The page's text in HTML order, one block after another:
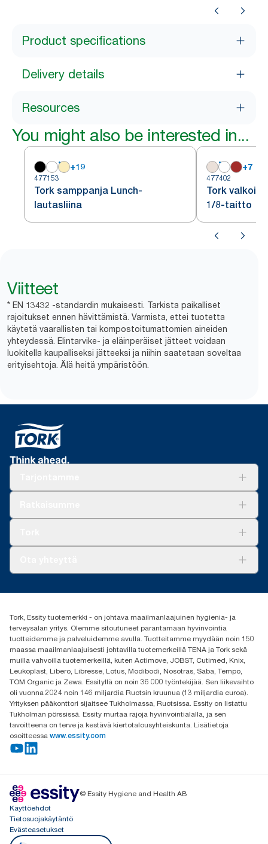
Product specifications
Delivery details
Resources
You might also be interested in...
+19
477153
Tork samppanja Lunch-
lautasliina
+7
477402
Tork
1/8-taitto
Viitteet
* EN 13432 -standardin mukaisesti. Tarkista paikalliset
rajoitukset ennen hävittämistä. Varmista, ettei tuotetta
käytetä vaarallisten tai kompostoitumattomien aineiden
yhteydessä. Elintarvike- ja eläinperäiset jätteet voidaan
luokitella kaupalliseksi jätteeksi ja niihin saatetaan soveltaa
erityisehtoja. Älä heitä ympäristöön.
(+358) 9 5068 8222
Oy Essity Finland Ab
Revontulenkuja 1
02100 Espoo
Tork, Essity tuotemerkki - on johtava maailmanlaajuinen hygienia- ja
terveysalan yritys. Olemme sitoutuneet parantamaan hyvinvointia
tuotteidemme ja palveluidemme avulla. Tuotteitamme myydään noin 150
maassa maailmanlaajuisesti johtavilla tuotemerkeillä TENA ja Tork sekä
muilla vahvoilla tuotemerkeillä, kuten Actimove, JOBST, Cutimed, Knix,
Leukoplast, Libero, Libresse, Lotus, Modibodi, Nosotras, Saba, Tempo,
TOM Organic ja Zewa. Essityllä on noin 36 000 työntekijää. Sen liikevaihto
oli vuonna 2024 noin 146 miljardia Ruotsin kruunua (13 miljardia euroa).
Yrityksen pääkonttori sijaitsee Tukholmassa, Ruotsissa. Essity on listattu
Tukholman pörssissä. Essity murtaa rajoja hyvinvointialalla, ja sen
tavoitteena on terve ja kestävä kiertotalousyhteiskunta. Lisätietoja
osoitteessa www.essity.com
© Essity Hygiene and Health AB
Käyttöehdot
Tietosuojakäytäntö
Evästeasetukset